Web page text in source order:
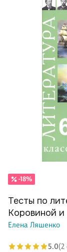
-18%
Тесты по
Коровиной и
Елена Ляшенко
5.0(2